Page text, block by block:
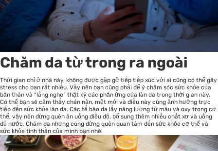
Chăm da từ trong ra ngoài
Thời gian chỉ ở nhà này, không được gặp gỡ tiếp tiếp xúc với ai cũng có thể gây
stress cho bạn rất nhiều. Vậy nên bạn cũng phải để ý chăm sóc sức khỏe của
bản thân và “lắng nghe” thật kỹ các phản ứng của làn da trong thời gian này.
Có thể bạn sẽ cảm thấy chán nản, mệt mỏi và điều này cũng ảnh hưởng trực
tiếp đến sức khỏe làn da. Các tế bào da lấy năng lượng từ màu và oxy trong cơ
thể, vậy nên đừng quên ăn uống điều độ, bổ sung thêm nhiều chất xơ và uống
đủ nước. Chăm da nhưng cũng đừng quên quan tâm đến sức khỏe cơ thể và
sức khỏe tinh thần của mình bạn nhé!